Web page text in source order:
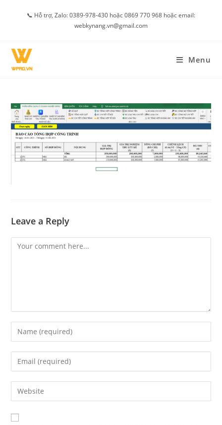
📞 Hỗ trợ, Zalo: 0389-978-430 hoặc 0869 770 968 hoặc email:
webkynang.vn@gmail.com
Menu
Leave a Reply
Comment
Enter
your
name
comment
Enter
your
email
address
comment
Enter
your
website